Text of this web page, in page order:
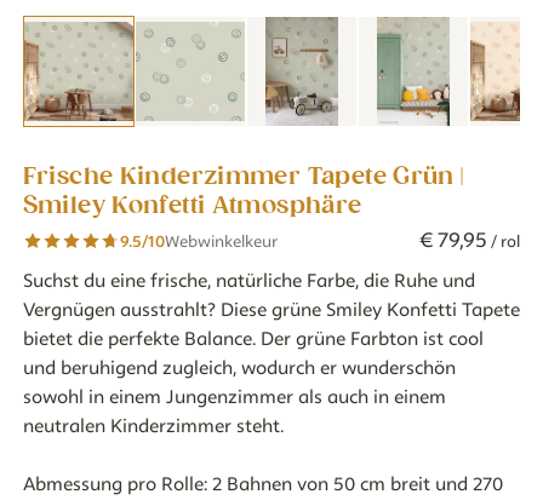
Frische Kinderzimmer Tapete Grün |
Smiley Konfetti Atmosphäre
9.5/10Webwinkelkeur €79,95 / rol
Suchst du eine frische, natürliche Farbe, die Ruhe und
Vergnügen ausstrahlt? Diese grüne Smiley Konfetti Tapete
bietet die perfekte Balance. Der grüne Farbton ist cool
und beruhigend zugleich, wodurch er wunderschön
sowohl in einem Jungenzimmer als auch in einem
neutralen Kinderzimmer steht.
Abmessung pro Rolle: 2 Bahnen von 50 cm breit und 270